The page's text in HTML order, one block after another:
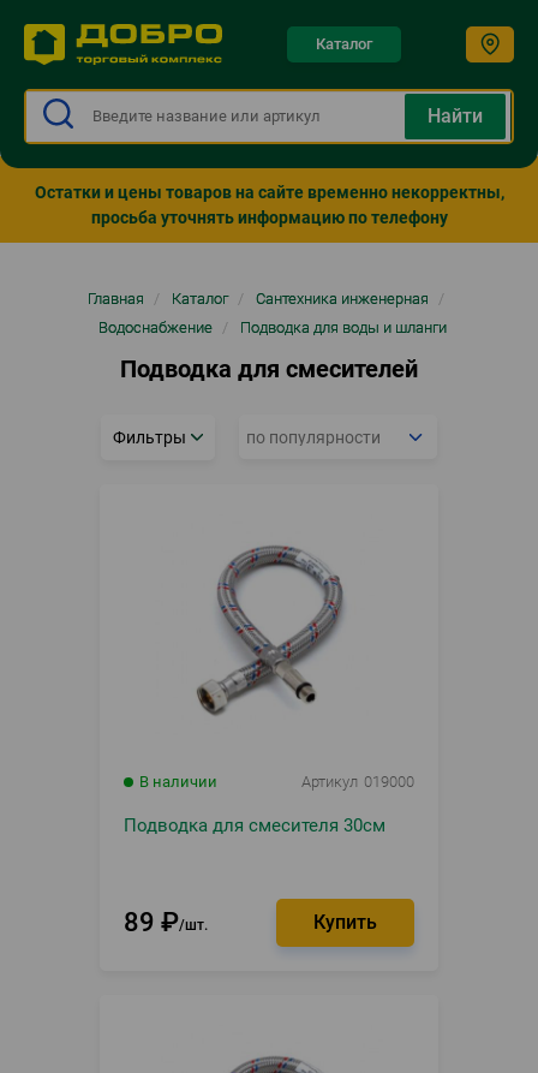
Каталог
Остатки и цены товаров на сайте временно некорректны,
просьба уточнять информацию по телефону
Строка
навигации
Главная / Каталог / Сантехника инженерная
/
Водоснабжение
/ Подводка для воды и шланги
Подводка для смесителей
Фильтры
В наличии Артикул 019000
Подводка для смесителя 30см
89 ₽ шт.